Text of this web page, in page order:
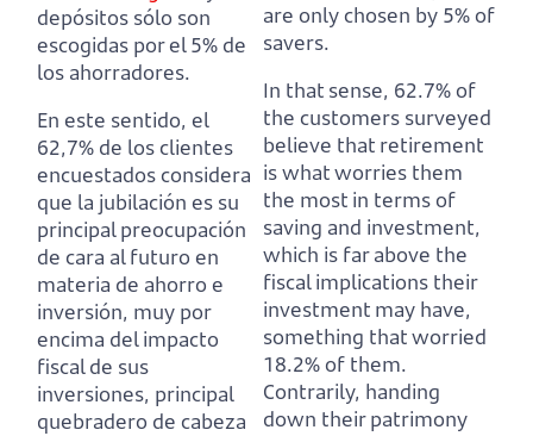
depósitos sólo son
escogidas por el 5% de
los ahorradores.
En este sentido, el
62,7% de los clientes
encuestados considera
que la jubilación es su
principal preocupación
de cara al futuro en
materia de ahorro e
inversión, muy por
encima del impacto
fiscal de sus
inversiones, principal
quebradero de cabeza
are only chosen by 5% of
savers.
In that sense, 62.7% of
the customers surveyed
believe that retirement
is what worries them
the most in terms of
saving and investment,
which is far above the
fiscal implications their
investment may have,
something that worried
18.2% of them.
Contrarily, handing
down their patrimony